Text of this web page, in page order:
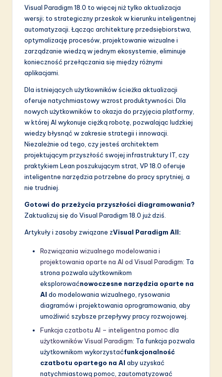
Visual Paradigm 18.0 to więcej niż tylko aktualizacja
wersji; to strategiczny przeskok w kierunku inteligentnej
automatyzacji. Łącząc architekturę przedsiębiorstwa,
optymalizację procesów, projektowanie wizualne i
zarządzanie wiedzą w jednym ekosystemie, eliminuje
konieczność przełączania się między różnymi
aplikacjami.
Dla istniejących użytkowników ścieżka aktualizacji
oferuje natychmiastowy wzrost produktywności. Dla
nowych użytkowników to okazja do przyjęcia platformy,
w której AI wykonuje ciężką robotę, pozwalając ludzkiej
wiedzy błysnąć w zakresie strategii i innowacji.
Niezależnie od tego, czy jesteś architektem
projektującym przyszłość swojej infrastruktury IT, czy
praktykiem Lean poszukującym strat, VP 18.0 oferuje
inteligentne narzędzia potrzebne do pracy sprytniej, a
nie trudniej.
Gotowi do przeżycia przyszłości diagramowania?
Zaktualizuj się do Visual Paradigm 18.0 już dziś.
Artykuły i zasoby związane zVisual Paradigm AII:
Rozwiązania wizualnego modelowania i
projektowania oparte na AI od Visual Paradigm: Ta
strona pozwala użytkownikom
eksplorowaćnowoczesne narzędzia oparte na
AI do modelowania wizualnego, rysowania
diagramów i projektowania oprogramowania, aby
umożliwić szybsze przepływy pracy rozwojowej.
Funkcja czatbotu AI – inteligentna pomoc dla
użytkowników Visual Paradigm: Ta funkcja pozwala
użytkownikom wykorzystaćfunkcjonalność
czatbotu opartego na AI aby uzyskać
natychmiastową pomoc, zautomatyzować